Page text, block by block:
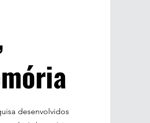
desenvolvidos